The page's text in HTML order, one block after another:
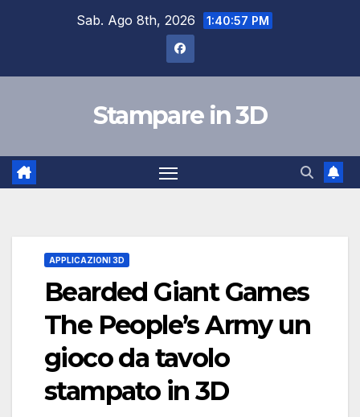
Sab. Ago 8th, 2026 1:40:58 PM
Stampare in 3D
APPLICAZIONI 3D
Bearded Giant Games
The People’s Army un
gioco da tavolo
stampato in 3D